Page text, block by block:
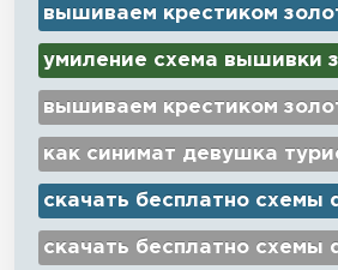
вышиваем крестиком
умиление схема вышивки
вышиваем крестиком
как синимат девушка
скачать бесплатно схемы
скачать бесплатно схемы